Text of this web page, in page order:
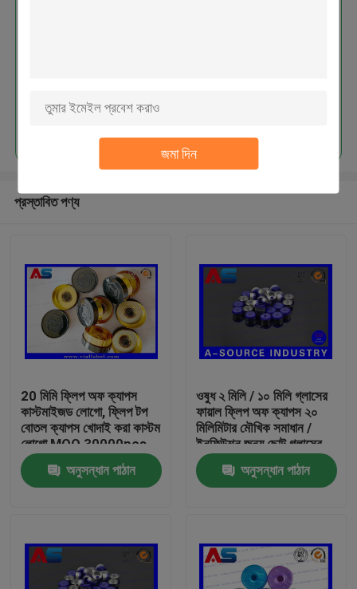
জমা দিন
বাড়ি
আমাদের সম্পর্কে
প্রস্তাবিত পণ্য
20 মিমি ফ্লিপ অফ ক্যাপস
কাস্টমাইজড লোগো, ফ্লিপ টপ
বোতল ক্যাপস খোদাই করা কাস্টম
লোগো MOQ 30000pcs
অনুসন্ধান পাঠান
ওষুধ ২ মিলি / ১০ মিলি গ্লাসের
ফায়াল ফ্লিপ অফ ক্যাপস ২০
মিলিমিটার মৌখিক সমাধান /
ইনফিউশন জন্য ছোট গ্লাসের
বোতল
অনুসন্ধান পাঠান